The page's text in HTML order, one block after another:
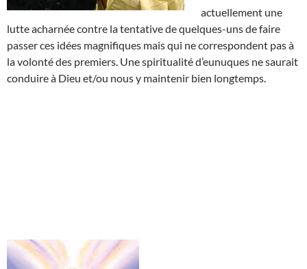
actuellement une
lutte acharnée contre la tentative de quelques-uns de faire
passer ces idées magnifiques mais qui ne correspondent pas à
la volonté des premiers. Une spiritualité d’eunuques ne saurait
conduire à Dieu et/ou nous y maintenir bien longtemps.